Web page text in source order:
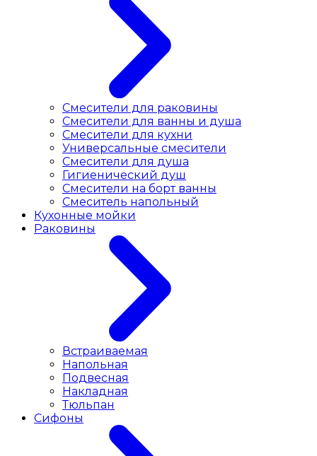
Смесители для раковины
Cмесители для ванны и душа
Смесители для кухни
Универсальные смесители
Смесители для душа
Гигиенический душ
Смесители на борт ванны
Смеситель напольный
Кухонные мойки
Раковины
Встраиваемая
Напольная
Подвесная
Накладная
Тюльпан
Сифоны